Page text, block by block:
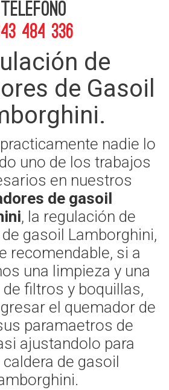
telefono
484 336
de
de Gasoil
nadie lo
uno de los trabajos
en nuestros
de gasoil
, la regulación de
gasoil Lamborghini,
recomendable, si a
una limpieza y una
filtros y boquillas,
el quemador de
paramaetros de
ajustandolo para
de gasoil